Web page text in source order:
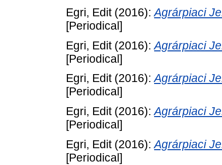
Egri, Edit(2016):Agrárpiaci
[Periodical]
Egri, Edit(2016):Agrárpiaci
[Periodical]
Egri, Edit(2016):Agrárpiaci
[Periodical]
Egri, Edit(2016):Agrárpiaci
[Periodical]
Egri, Edit(2016):Agrárpiaci
[Periodical]